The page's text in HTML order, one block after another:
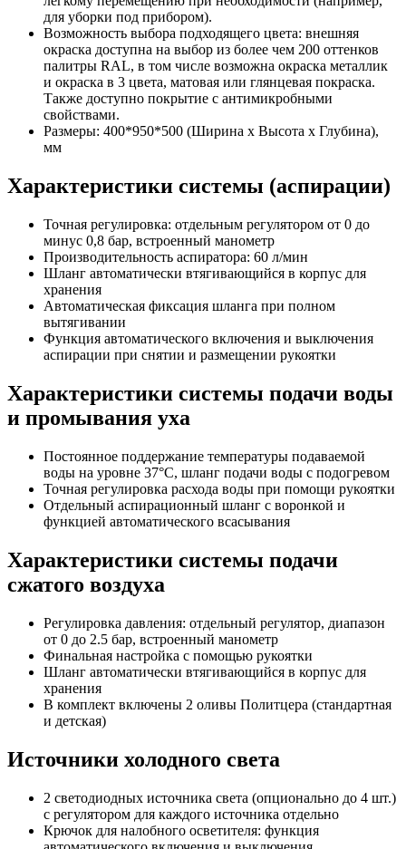
для уборки под прибором).
Возможность выбора подходящего цвета: внешняя
окраска доступна на выбор из более чем 200 оттенков
палитры RAL, в том числе возможна окраска металлик
и окраска в 3 цвета, матовая или глянцевая покраска.
Также доступно покрытие с антимикробными
свойствами.
Размеры: 400*950*500 (Ширина х Высота х Глубина),
мм
Характеристики системы (аспирации)
Точная регулировка: отдельным регулятором от 0 до
минус 0,8 бар, встроенный манометр
Производительность аспиратора: 60 л/мин
Шланг автоматически втягивающийся в корпус для
хранения
Автоматическая фиксация шланга при полном
вытягивании
Функция автоматического включения и выключения
аспирации при снятии и размещении рукоятки
Характеристики системы подачи воды
и промывания уха
Постоянное поддержание температуры подаваемой
воды на уровне 37°С, шланг подачи воды с подогревом
Точная регулировка расхода воды при помощи рукоятки
Отдельный аспирационный шланг с воронкой и
функцией автоматического всасывания
Характеристики системы подачи
сжатого воздуха
Регулировка давления: отдельный регулятор, диапазон
от 0 до 2.5 бар, встроенный манометр
Финальная настройка с помощью рукоятки
Шланг автоматически втягивающийся в корпус для
хранения
В комплект включены 2 оливы Политцера (стандартная
и детская)
Источники холодного света
2 светодиодных источника света (опционально до 4 шт.)
с регулятором для каждого источника отдельно
Крючок для налобного осветителя: функция